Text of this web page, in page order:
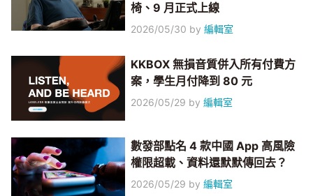
椅、9 月正式上線
2026/05/30 by編輯室
KKBOX 無損音質併入所有付費方
案，學生月付降到 80 元
2026/05/29 by編輯室
數發部點名 4 款中國 App 高風險
權限超載、資料還默默傳回去？
2026/05/29 by編輯室